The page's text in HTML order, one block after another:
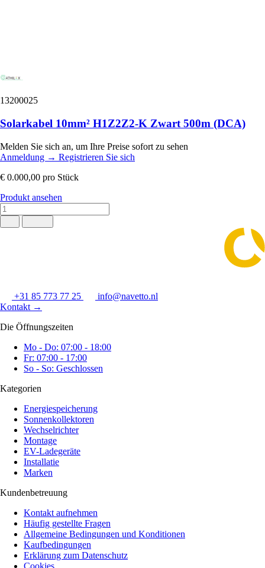
13200025
Solarkabel 10mm² H1Z2Z2-K Zwart 500m (DCA)
Melden Sie sich an, um Ihre Preise sofort zu sehen
Anmeldung → Registrieren Sie sich
€ 0.000,00 pro Stück
Produkt ansehen
+31 85 773 77 25
info@navetto.nl
Kontakt →
Die Öffnungszeiten
Mo - Do: 07:00 - 18:00
Fr: 07:00 - 17:00
So - So: Geschlossen
Kategorien
Energiespeicherung
Sonnenkollektoren
Wechselrichter
Montage
EV-Ladegeräte
Installatie
Marken
Kundenbetreuung
Kontakt aufnehmen
Häufig gestellte Fragen
Allgemeine Bedingungen und Konditionen
Kaufbedingungen
Erklärung zum Datenschutz
Cookies